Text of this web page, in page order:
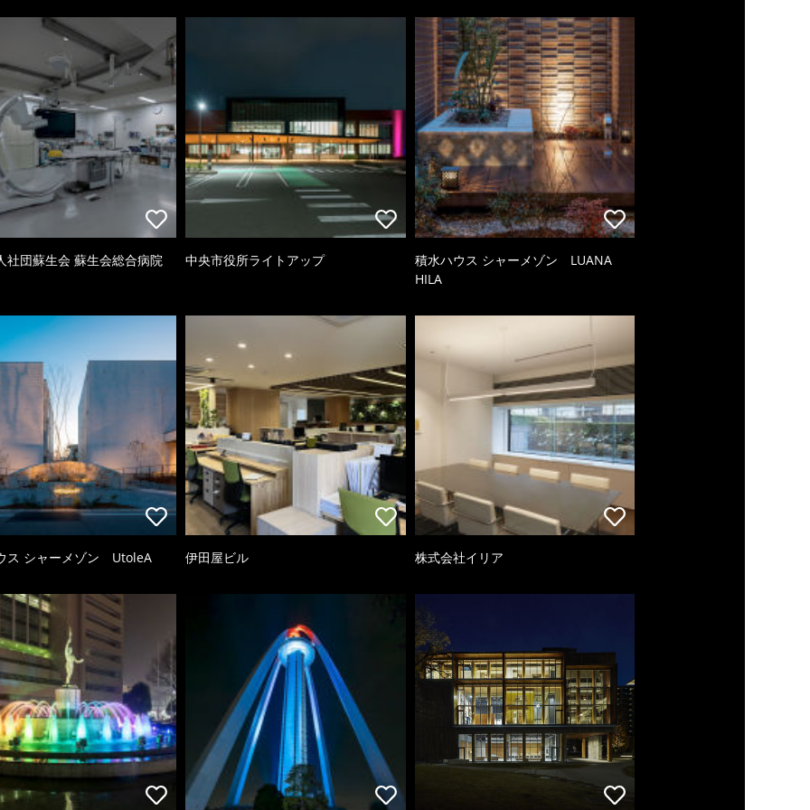
社団蘇生会 蘇生会総合病院 中央市役所ライトアップ
積水ハウス シャーメゾン LUANA
HILA
ス シャーメゾン UtoleA 伊田屋ビル 株式会社イリア